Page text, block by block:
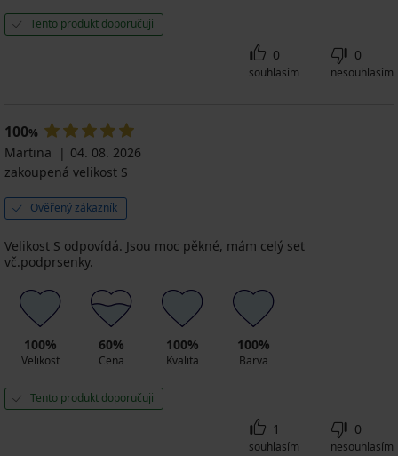
Tento produkt doporučuji
0
souhlasím
0
nesouhlasím
100%
Martina
04. 08. 2026
zakoupená velikost S
Ověřený zákazník
Velikost S odpovídá. Jsou moc pěkné, mám celý set
vč.podprsenky.
100%
Velikost
60%
Cena
100%
Kvalita
100%
Barva
Tento produkt doporučuji
1
souhlasím
0
nesouhlasím